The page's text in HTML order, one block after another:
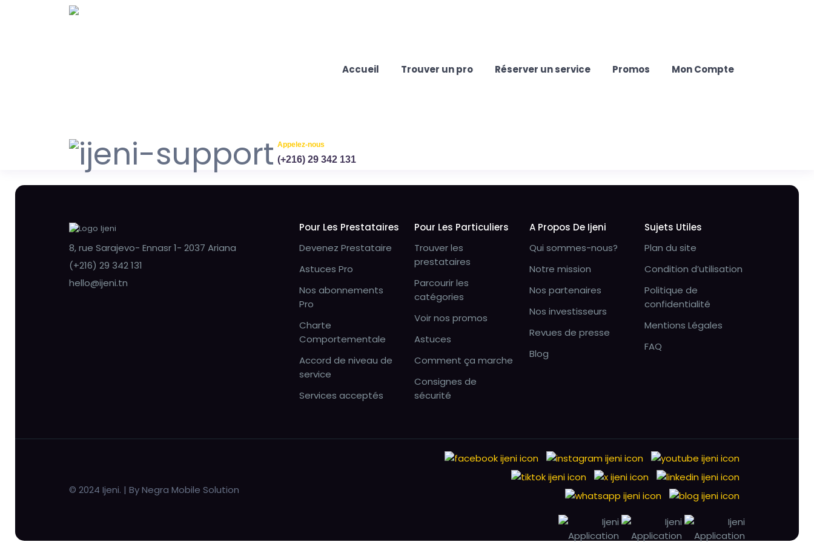
Accueil Trouver un pro Réserver un service Promos Mon Compte
Appelez-nous
(+216) 29 342 131
8, rue Sarajevo- Ennasr 1- 2037 Ariana
(+216) 29 342 131
hello@ijeni.tn
Pour Les Prestataires
Devenez Prestataire
Astuces Pro
Nos abonnements
Pro
Charte
Comportementale
Accord de niveau de
service
Services acceptés
Pour Les Particuliers
Trouver les
prestataires
Parcourir les
catégories
Voir nos promos
Astuces
Comment ça marche
Consignes de
sécurité
A Propos De Ijeni
Qui sommes-nous?
Notre mission
Nos partenaires
Nos investisseurs
Revues de presse
Blog
Sujets Utiles
Plan du site
Condition d’utilisation
Politique de
confidentialité
Mentions Légales
FAQ
© 2024 Ijeni. | By Negra Mobile Solution